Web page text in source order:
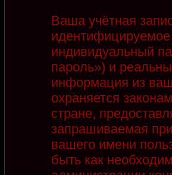
Ваша учётная
индивидуальный
пароль») и
информация из
охраняется
стране,
запрашиваемая
вашего имени
быть как